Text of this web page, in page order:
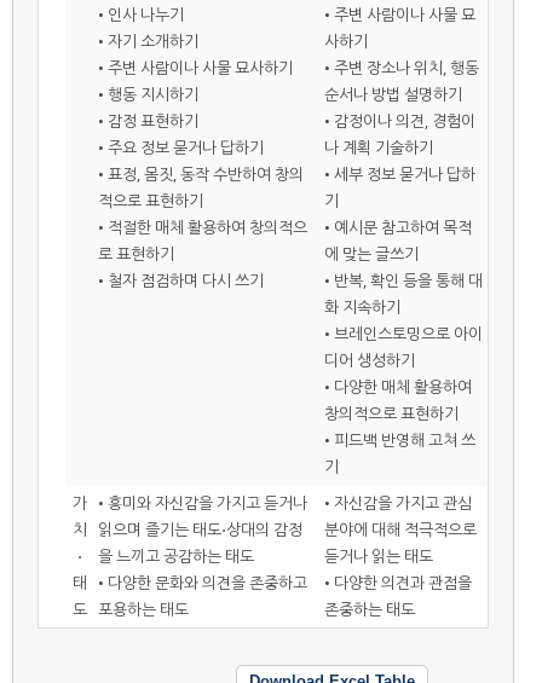
• 인사 나누기
• 자기 소개하기
• 주변 사람이나 사물 묘사하기
• 행동 지시하기
• 감정 표현하기
• 주요 정보 묻거나 답하기
• 표정, 몸짓, 동작 수반하여 창의
적으로 표현하기
• 적절한 매체 활용하여 창의적으
로 표현하기
• 철자 점검하며 다시 쓰기
• 주변 사람이나 사물 묘
사하기
• 주변 장소나 위치, 행동
순서나 방법 설명하기
• 감정이나 의견, 경험이
나 계획 기술하기
• 세부 정보 묻거나 답하
기
• 예시문 참고하여 목적
에 맞는 글쓰기
• 반복, 확인 등을 통해 대
화 지속하기
• 브레인스토밍으로 아이
디어 생성하기
• 다양한 매체 활용하여
창의적으로 표현하기
• 피드백 반영해 고쳐 쓰
기
가
치
⋅
태
도
• 흥미와 자신감을 가지고 듣거나
읽으며 즐기는 태도⋅상대의 감정
을 느끼고 공감하는 태도
• 다양한 문화와 의견을 존중하고
포용하는 태도
• 자신감을 가지고 관심
분야에 대해 적극적으로
듣거나 읽는 태도
• 다양한 의견과 관점을
존중하는 태도